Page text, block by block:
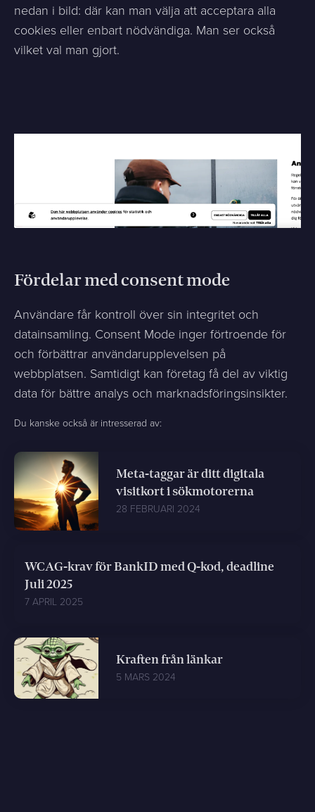
nedan i bild: där kan man välja att acceptara alla
cookies eller enbart nödvändiga. Man ser också
vilket val man gjort.
Fördelar med consent mode
Användare får kontroll över sin integritet och
datainsamling. Consent Mode inger förtroende för
och förbättrar användarupplevelsen på
webbplatsen. Samtidigt kan företag få del av viktig
data för bättre analys och marknadsföringsinsikter.
Du kanske också är intresserad av:
Meta-taggar är ditt digitala
visitkort i sökmotorerna
28 FEBRUARI 2024
WCAG-krav för BankID med Q-kod, deadline
Juli 2025
7 APRIL 2025
Kraften från länkar
5 MARS 2024